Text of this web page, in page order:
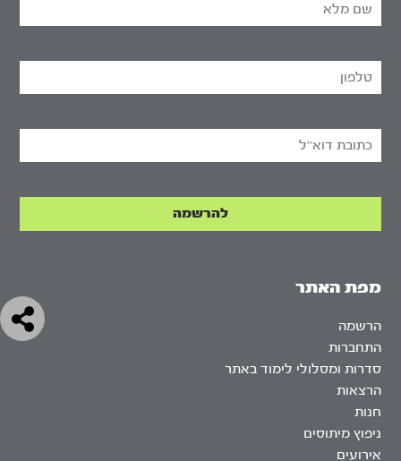
מפת האתר
הרשמה
התחברות
סדרות ומסלולי לימוד באתר
הרצאות
חנות
ניפוץ מיתוסים
אירועים